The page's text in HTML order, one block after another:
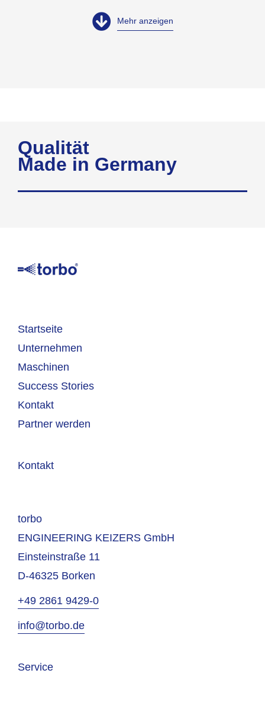
Mehr anzeigen
Qualität
Made in Germany
Startseite
Unternehmen
Maschinen
Success Stories
Kontakt
Partner werden
Kontakt
torbo
ENGINEERING KEIZERS GmbH
Einsteinstraße 11
D-46325 Borken
+49 2861 9429-0
info@torbo.de
Service